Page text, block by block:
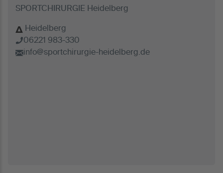
SPORTCHIRURGIE Heidelberg
Heidelberg
06221 983-330
info@sportchirurgie-heidelberg.de